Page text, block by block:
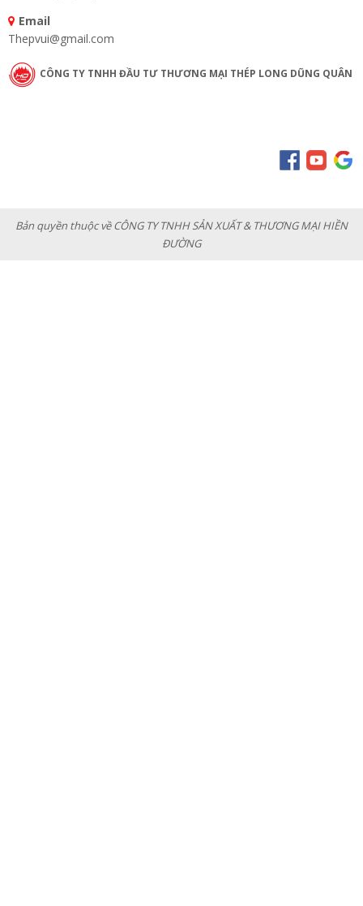
Email
Thepvui@gmail.com
CÔNG TY TNHH ĐẦU TƯ THƯƠNG MẠI THÉP LONG DŨNG QUÂN
Bản quyền thuộc về CÔNG TY TNHH SẢN XUẤT & THƯƠNG MẠI HIỀN
ĐƯỜNG